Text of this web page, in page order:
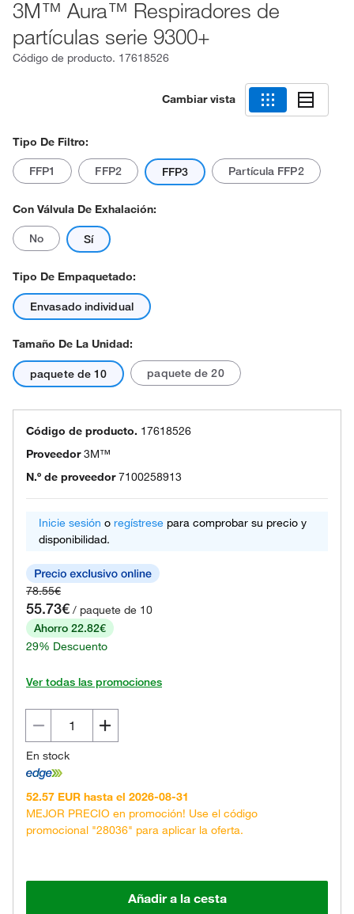
3M™ Aura™ Respiradores de
partículas serie 9300+
Código de producto. 17618526
Cambiar vista
Tipo De Filtro:
FFP1 FFP2 FFP3 Partícula FFP2
Con Válvula De Exhalación:
No Sí
Tipo De Empaquetado:
Envasado individual
Tamaño De La Unidad:
paquete de 10 paquete de 20
Código de producto. 17618526
Proveedor3M™
N.º de proveedor 7100258913
Inicie sesión o regístrese para comprobar su precio y
disponibilidad.
78.55€
55.73€ / paquete de 10
Ahorro 22.82€
29% Descuento
Ver todas las promociones
En stock
52.57 EUR hasta el 2026-08-31
MEJOR PRECIO en promoción! Use el código
promocional "28036" para aplicar la oferta.
Añadir a la cesta